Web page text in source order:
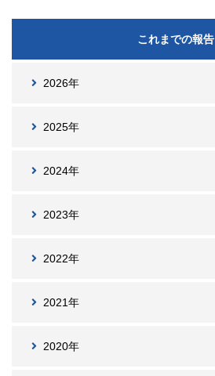
これまでの報告
2026年
2025年
2024年
2023年
2022年
2021年
2020年